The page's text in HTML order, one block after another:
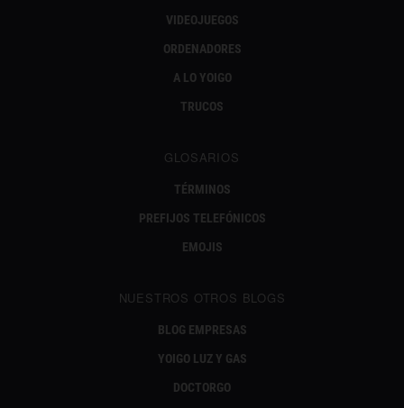
VIDEOJUEGOS
ORDENADORES
A LO YOIGO
TRUCOS
GLOSARIOS
TÉRMINOS
PREFIJOS TELEFÓNICOS
EMOJIS
NUESTROS OTROS BLOGS
BLOG EMPRESAS
YOIGO LUZ Y GAS
DOCTORGO